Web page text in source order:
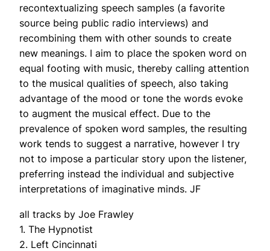
recontextualizing speech samples (a favorite
source being public radio interviews) and
recombining them with other sounds to create
new meanings. I aim to place the spoken word on
equal footing with music, thereby calling attention
to the musical qualities of speech, also taking
advantage of the mood or tone the words evoke
to augment the musical effect. Due to the
prevalence of spoken word samples, the resulting
work tends to suggest a narrative, however I try
not to impose a particular story upon the listener,
preferring instead the individual and subjective
interpretations of imaginative minds. JF
all tracks by Joe Frawley
1. The Hypnotist
2. Left Cincinnati